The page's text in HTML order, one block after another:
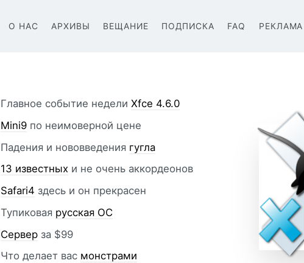
О НАС АРХИВЫ ВЕЩАНИЕ ПОДПИСКА FAQ РЕКЛАМА
Главное событие неделиXfce 4.6.0
Мini9 по неимоверной цене
Падения и нововведения гугла
13 известных и не очень аккордеонов
Safari4 здесь и он прекрасен
Тупиковая русская ОС
Сервер за $99
Что делает вас монстрами